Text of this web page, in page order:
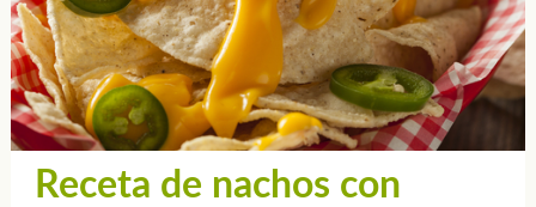
Receta de nachos con